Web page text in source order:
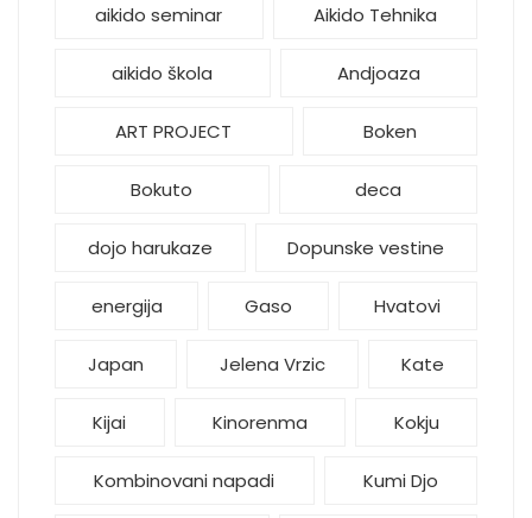
aikido seminar Aikido Tehnika
aikido škola Andjoaza
ART PROJECT Boken
Bokuto deca
dojo harukaze Dopunske vestine
energija Gaso Hvatovi
Japan Jelena Vrzic Kate
Kijai Kinorenma Kokju
Kombinovani napadi Kumi Djo